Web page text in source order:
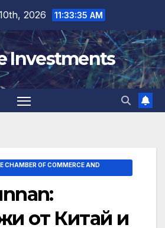
2026 11:33:36 AM
Investments
CHAMBER OF COMMERCE AND
от Китай и